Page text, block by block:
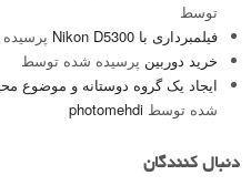
توسط
فیلمبرداری با Nikon D5300
خرید دوربین پرسیده شده توسط
ایجاد یک گروه دوستانه و موضوع
شده توسط photomehdi
دنبال کنندگان